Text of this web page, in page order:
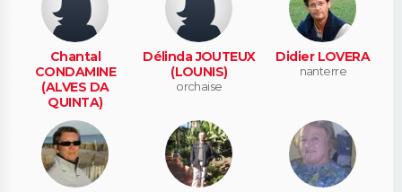
Chantal
CONDAMINE
(ALVES DA
QUINTA)
Délinda JOUTEUX
(LOUNIS)
orchaise
Didier LOVERA
nanterre